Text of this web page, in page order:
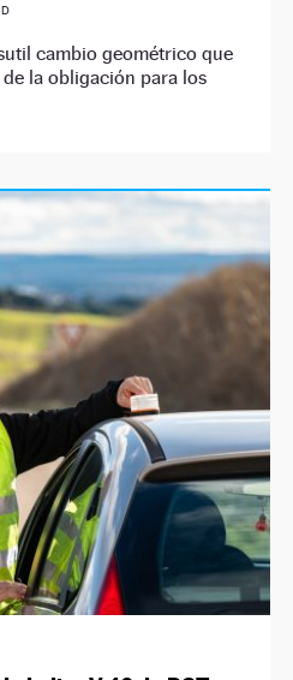
cambio geométrico que
la obligación para los